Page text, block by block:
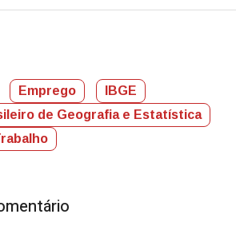
Emprego
IBGE
de Geografia e Estatística